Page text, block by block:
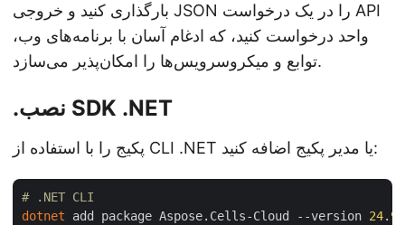
بارگذاری کنید و خروجی JSON را در یک درخواست API
واحد درخواست کنید، که ادغام آسان با برنامه‌های وب،
توابع و میکروسرویس‌ها را امکان‌پذیر می‌سازد.
.نصب SDK .NET
پکیج را با استفاده از CLI .NET یا مدیر پکیج اضافه کنید:
# .NET CLI
dotnet add package Aspose.Cells-Cloud --version 24. 9